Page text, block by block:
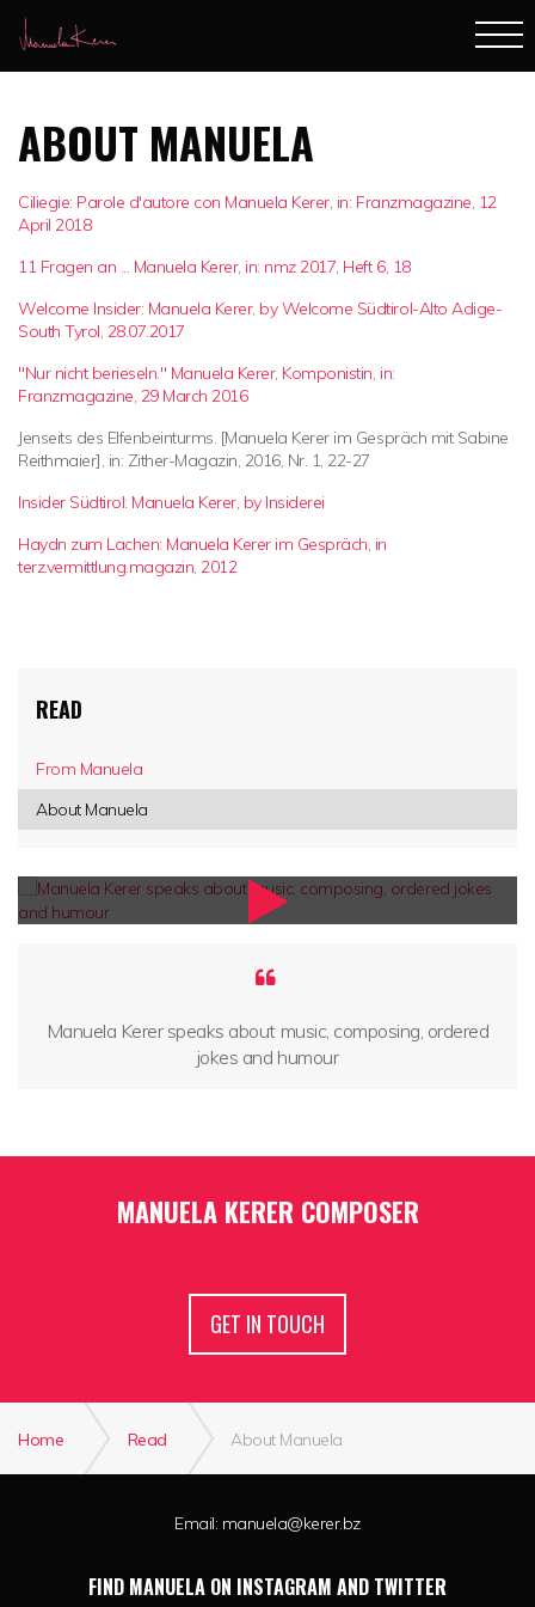
ABOUT MANUELA
Ciliegie: Parole d'autore con Manuela Kerer, in: Franzmagazine, 12
April 2018
11 Fragen an ... Manuela Kerer, in: nmz 2017, Heft 6, 18
Welcome Insider: Manuela Kerer, by Welcome Südtirol-Alto Adige-
South Tyrol, 28.07.2017
"Nur nicht berieseln." Manuela Kerer, Komponistin, in:
Franzmagazine, 29 March 2016
Jenseits des Elfenbeinturms. [Manuela Kerer im Gespräch mit Sabine
Reithmaier], in: Zither-Magazin, 2016, Nr. 1, 22-27
Insider Südtirol: Manuela Kerer, by Insiderei
Haydn zum Lachen: Manuela Kerer im Gespräch, in
terz.vermittlung.magazin, 2012
READ
From Manuela
About Manuela
Manuela Kerer speaks about music, composing, ordered
jokes and humour
MANUELA KERER COMPOSER
GET IN TOUCH
Home Read About Manuela
Email: manuela@kerer.bz
FIND MANUELA ON INSTAGRAM AND TWITTER